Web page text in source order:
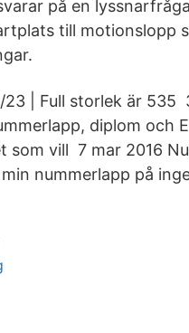
på en
till motionslopp
| Full storlek är 535
diplom och
som vill 7 mar 2016
nummerlapp på